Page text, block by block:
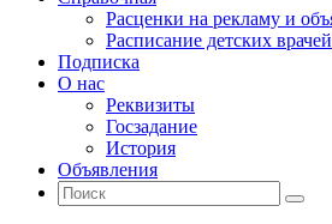
Расценки на рекламу и
Расписание детских врачей
Подписка
О нас
Реквизиты
Госзадание
История
Объявления
Поиск
Искать:
Поиск